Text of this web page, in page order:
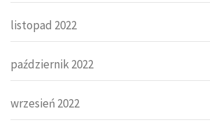
listopad 2022
październik 2022
wrzesień 2022